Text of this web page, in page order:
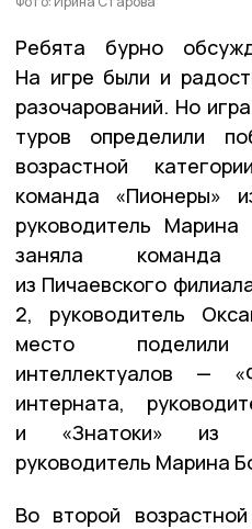
Ребята бурно
На игре были и
разочарований. Но
туров определили
возрастной
команда «Пионеры»
руководитель
заняла команда
из Пичаевского
2, руководитель
место
интеллектуалов —
интерната,
и «Знатоки» из
руководитель Марина
Во второй